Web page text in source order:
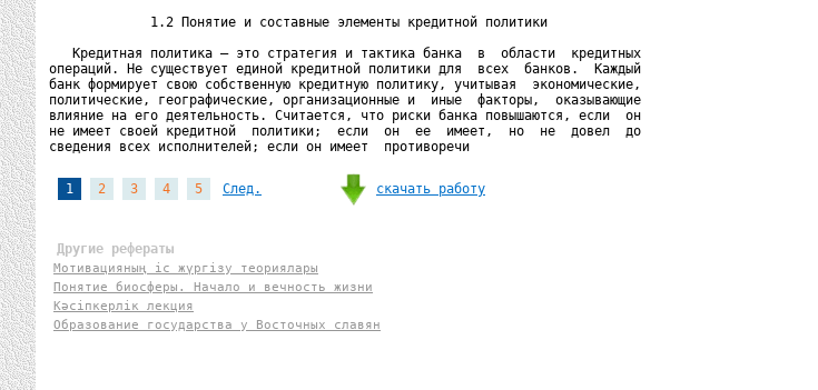
             1.2 Понятие и составные элементы кредитной политики
   Кредитная политика – это стратегия и тактика банка  в  области  кредитных
операций. Не существует единой кредитной политики для  всех  банков.  Каждый
банк формирует свою собственную кредитную политику, учитывая  экономические,
политические, географические, организационные и  иные  факторы,  оказывающие
влияние на его деятельность. Считается, что риски банка повышаются, если  он
не имеет своей кредитной  политики;  если  он  ее  имеет,  но  не  довел  до
сведения всех исполнителей; если он имеет  противоречи
1 2 3 4 5 След. скачать работу
Другие рефераты
Мотивацияның іс жүргізу теориялары
Понятие биосферы. Начало и вечность жизни
Кәсіпкерлік лекция
Образование государства у Восточных славян